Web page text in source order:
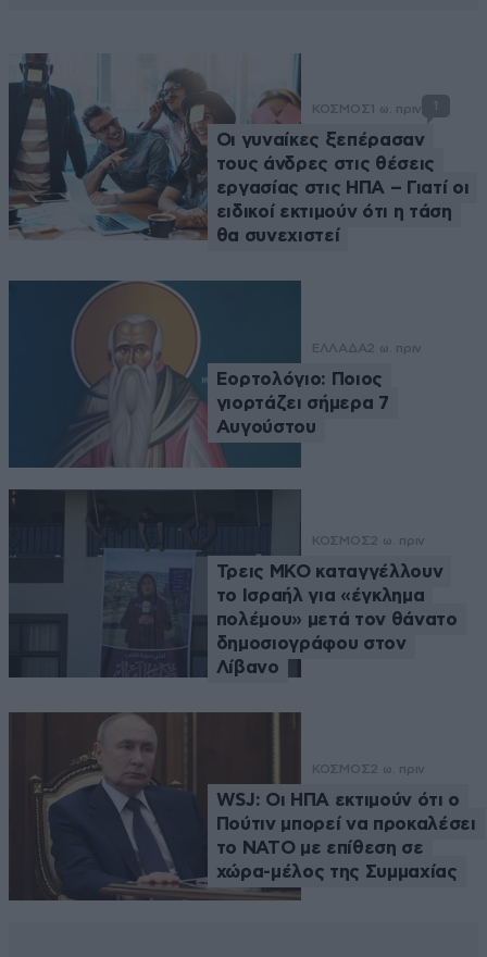
ΚΟΣΜΟΣ 1 ω. πριν 1
Οι γυναίκες ξεπέρασαν
τους άνδρες στις θέσεις
εργασίας στις ΗΠΑ – Γιατί οι
ειδικοί εκτιμούν ότι η τάση
θα συνεχιστεί
ΕΛΛΑΔΑ2 ω. πριν
Εορτολόγιο: Ποιος
γιορτάζει σήμερα 7
Αυγούστου
ΚΟΣΜΟΣ2 ω. πριν
Τρεις ΜΚΟ καταγγέλλουν
το Ισραήλ για «έγκλημα
πολέμου» μετά τον θάνατο
δημοσιογράφου στον
Λίβανο
ΚΟΣΜΟΣ2 ω. πριν
WSJ: Οι ΗΠΑ εκτιμούν ότι ο
Πούτιν μπορεί να προκαλέσει
το ΝΑΤΟ με επίθεση σε
χώρα-μέλος της Συμμαχίας